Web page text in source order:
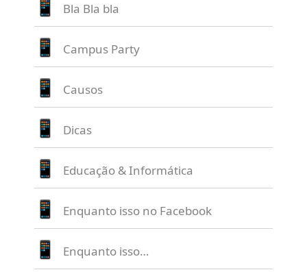
Bla Bla bla
Campus Party
Causos
Dicas
Educação & Informática
Enquanto isso no Facebook
Enquanto isso…